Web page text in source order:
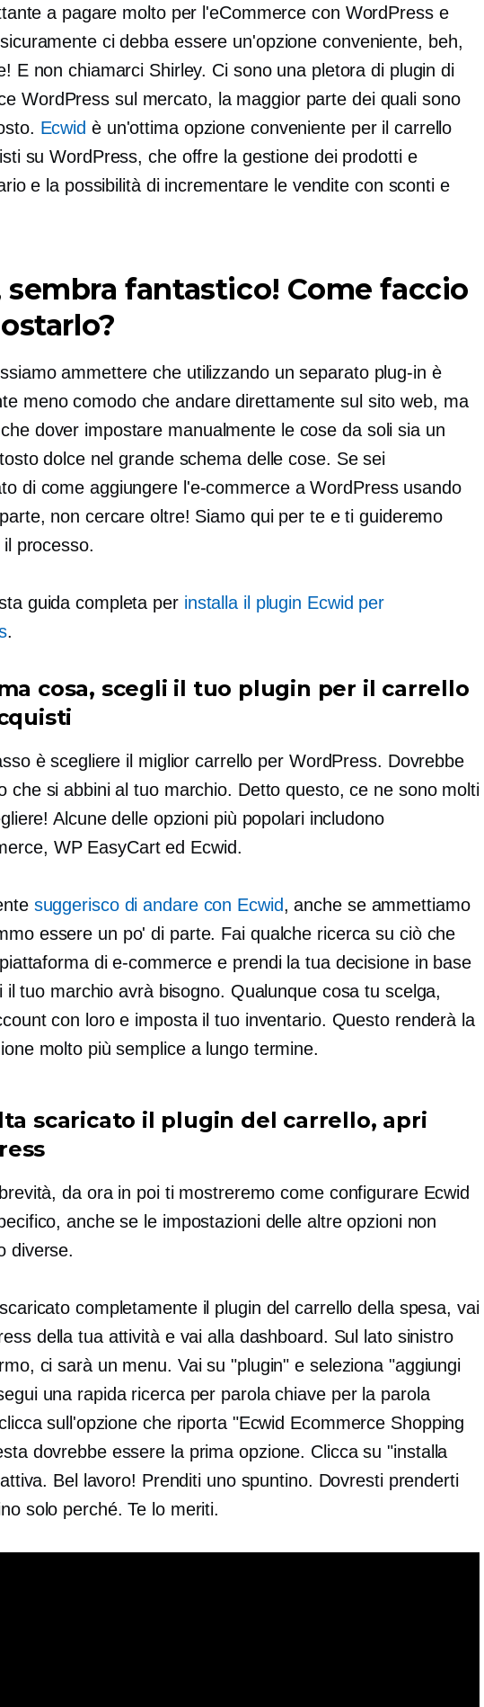
a pagare molto per l'eCommerce con WordPress e
ci debba essere un'opzione conveniente, beh,
E non chiamarci Shirley. Ci sono una pletora di plugin di
WordPress sul mercato, la maggior parte dei quali sono
Ecwid è un'ottima opzione conveniente per il carrello
su WordPress, che offre la gestione dei prodotti e
e la possibilità di incrementare le vendite con sconti e
sembra fantastico! Come faccio
ammettere che utilizzando un separato plug-in è
meno comodo che andare direttamente sul sito web, ma
dover impostare manualmente le cose da soli sia un
dolce nel grande schema delle cose. Se sei
di come aggiungere l'e-commerce a WordPress usando
non cercare oltre! Siamo qui per te e ti guideremo
processo.
guida completa per installa il plugin Ecwid per
.
cosa, scegli il tuo plugin per il carrello
è scegliere il miglior carrello per WordPress. Dovrebbe
che si abbini al tuo marchio. Detto questo, ce ne sono molti
Alcune delle opzioni più popolari includono
WP EasyCart ed Ecwid.
suggerisco di andare con Ecwid, anche se ammettiamo
essere un po' di parte. Fai qualche ricerca su ciò che
di e-commerce e prendi la tua decisione in base
il tuo marchio avrà bisogno. Qualunque cosa tu scelga,
con loro e imposta il tuo inventario. Questo renderà la
molto più semplice a lungo termine.
scaricato il plugin del carrello, apri
da ora in poi ti mostreremo come configurare Ecwid
anche se le impostazioni delle altre opzioni non
diverse.
completamente il plugin del carrello della spesa, vai
della tua attività e vai alla dashboard. Sul lato sinistro
ci sarà un menu. Vai su "plugin" e seleziona "aggiungi
una rapida ricerca per parola chiave per la parola
sull'opzione che riporta "Ecwid Ecommerce Shopping
dovrebbe essere la prima opzione. Clicca su "installa
Bel lavoro! Prenditi uno spuntino. Dovresti prenderti
solo perché. Te lo meriti.